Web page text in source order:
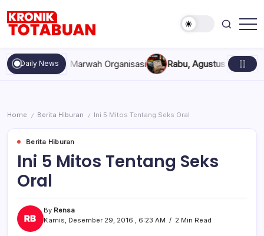
content
Totabuan
hari
ini
Kronik
Daily News
Marwah Organisasi Rabu, Agustus 5, 2026 , 11:44 AM
Home / Berita Hiburan / Ini 5 Mitos Tentang Seks Oral
Berita Hiburan
Ini 5 Mitos Tentang Seks
Oral
By Rensa
Kamis, Desember 29, 2016 , 6:23 AM
2 Min Read